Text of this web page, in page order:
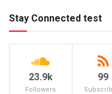
Stay Connected test
23.9k
Followers
99